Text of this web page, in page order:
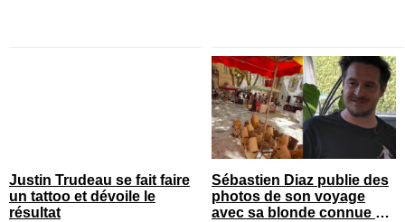
Justin Trudeau se fait faire
un tattoo et dévoile le
résultat
Sébastien Diaz publie des
photos de son voyage
avec sa blonde connue en